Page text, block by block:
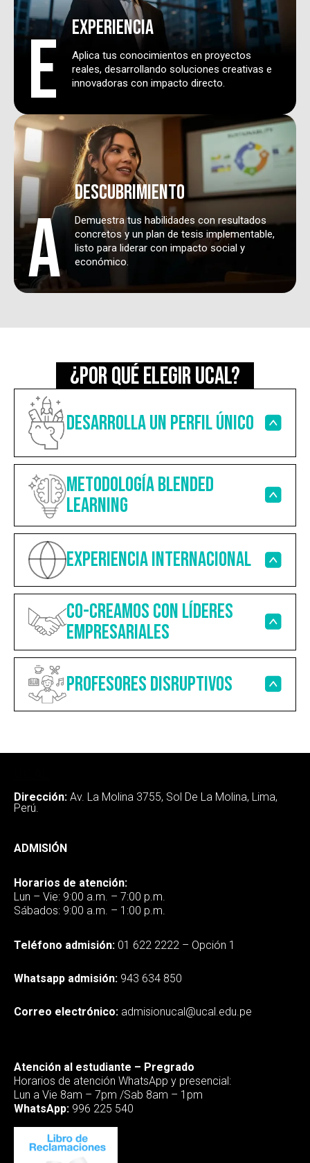
E experiencia
Aplica tus conocimientos en proyectos
reales, desarrollando soluciones creativas e
innovadoras con impacto directo.
A
descubrimiento
Demuestra tus habilidades con resultados
concretos y un plan de tesis implementable,
listo para liderar con impacto social y
económico.
¿POR QUÉ ELEGIR UCAL?
DESARROLLA UN PERFIL ÚNICO
Metodología Blended
Learning
Experiencia internacional
Co-creamos con líderes
empresariales
Profesores disruptivos
Dirección: Av. La Molina 3755, Sol De La Molina, Lima,
Perú.
ADMISIÓN
Horarios de atención:
Lun – Vie: 9:00 a.m. – 7:00 p.m.
Sábados: 9:00 a.m. – 1:00 p.m.
Teléfono admisión: 01 622 2222 – Opción 1
Whatsapp admisión: 943 634 850
Correo electrónico: admisionucal@ucal.edu.pe
Atención al estudiante – Pregrado
Horarios de atención WhatsApp y presencial:
Lun a Vie 8am – 7pm /Sab 8am – 1pm
WhatsApp: 996 225 540